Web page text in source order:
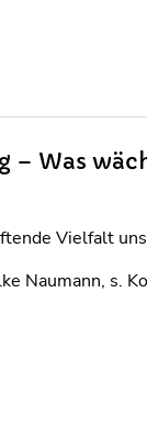
– Was
Vielfalt
Naumann, s.